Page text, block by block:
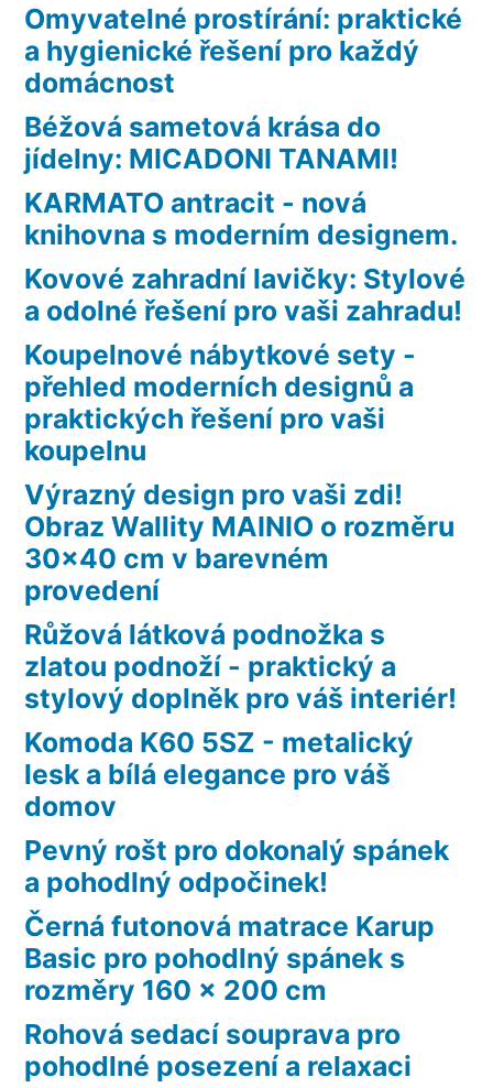
Omyvatelné prostírání: praktické
a hygienické řešení pro každý
domácnost
Béžová sametová krása do
jídelny: MICADONI TANAMI!
KARMATO antracit - nová
knihovna s moderním designem.
Kovové zahradní lavičky: Stylové
a odolné řešení pro vaši zahradu!
Koupelnové nábytkové sety -
přehled moderních designů a
praktických řešení pro vaši
koupelnu
Výrazný design pro vaši zdi!
Obraz Wallity MAINIO o rozměru
30×40 cm v barevném
provedení
Růžová látková podnožka s
zlatou podnoží - praktický a
stylový doplněk pro váš interiér!
Komoda K60 5SZ - metalický
lesk a bílá elegance pro váš
domov
Pevný rošt pro dokonalý spánek
a pohodlný odpočinek!
Černá futonová matrace Karup
Basic pro pohodlný spánek s
rozměry 160 x 200 cm
Rohová sedací souprava pro
pohodlné posezení a relaxaci